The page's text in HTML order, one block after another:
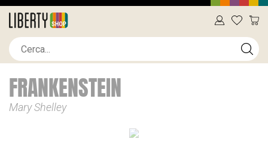
FRANKENSTEIN
Mary Shelley